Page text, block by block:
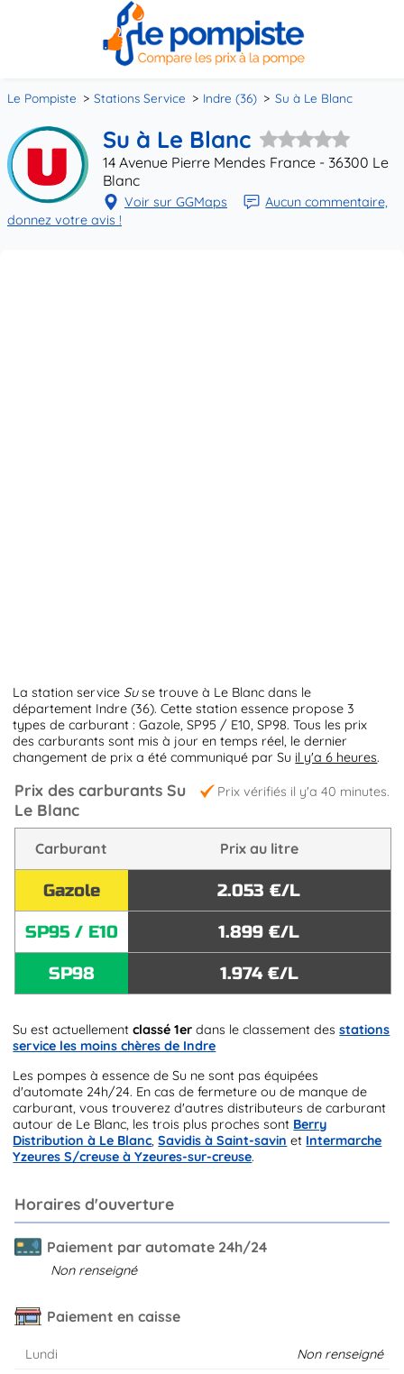
Le Pompiste Stations Service Indre (36) Su à Le Blanc
Su à Le Blanc
14 Avenue Pierre Mendes France - 36300 Le
Blanc
Voir sur GGMaps
Aucun commentaire,
donnez votre avis !
La station service Suse trouve à Le Blanc dans le
département Indre (36). Cette station essence propose 3
types de carburant : Gazole, SP95 / E10, SP98. Tous les prix
des carburants sont mis à jour en temps réel, le dernier
changement de prix a été communiqué par Su il y'a 6 heures.
Prix vérifiés il y'a 40 minutes.
Prix des carburants Su
Le Blanc
Carburant Prix au litre
Gazole
2.053 €/L
SP95 / E10
1.899 €/L
SP98
1.974 €/L
Su est actuellementclassé 1er dans le classement desstations
service les moins chères de Indre
Les pompes à essence de Su ne sont pas équipées
d'automate 24h/24. En cas de fermeture ou de manque de
carburant, vous trouverez d'autres distributeurs de carburant
autour de Le Blanc, les trois plus proches sont Berry
Distribution à Le Blanc,Savidis à Saint-savin et Intermarche
Yzeures S/creuse à Yzeures-sur-creuse.
Horaires d'ouverture
Paiement par automate 24h/24
Non renseigné
Paiement en caisse
Lundi
Non renseigné